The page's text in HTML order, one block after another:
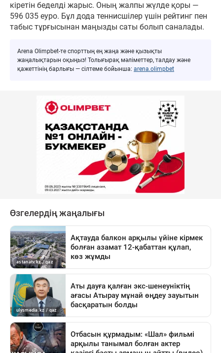
кіретін беделді жарыс. Оның жалпы жүлде қоры —
596 035 еуро. Бұл дода теннисшілер үшін рейтинг пен
табыс тұрғысынан маңызды саты болып саналады.
Arena Olimpbet-те спорттың ең жаңа және қызықты
жаңалықтарын оқыңыз! Толығырақ мәліметтер, талдау және
қажеттінің барлығы — сілтеме бойынша: arena.olimpbet